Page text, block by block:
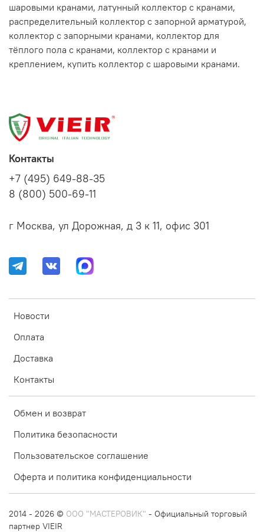
шаровыми кранами, латунный коллектор с кранами,
распределительный коллектор с запорной арматурой,
коллектор с запорными кранами, коллектор для
тёплого пола с кранами, коллектор с кранами и
креплением, купить коллектор с шаровыми кранами.
Новости
Оплата
Доставка
Контакты
Обмен и возврат
Политика безопасности
Пользовательское соглашение
Оферта и политика конфиденциальности
Контакты
+7 (495) 649-88-35
8 (800) 500-69-11
г Москва, ул Дорожная, д 3 к 11, офис 301
2014 - 2026 © ООО "МАСТЕРОВИК" - Официальный торговый
партнер VIEIR